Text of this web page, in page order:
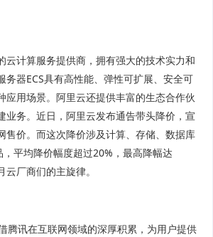
云计算服务提供商，拥有强大的技术实力和
务器ECS具有高性能、弹性可扩展、安全可
应用场景。阿里云还提供丰富的生态合作伙
业务。近日，阿里云发布通告带头降价，宣
售价。而这次降价涉及计算、存储、数据库
平均降价幅度超过20%，最高降幅达
厂商们的主旋律。
腾讯在互联网领域的深厚积累，为用户提供